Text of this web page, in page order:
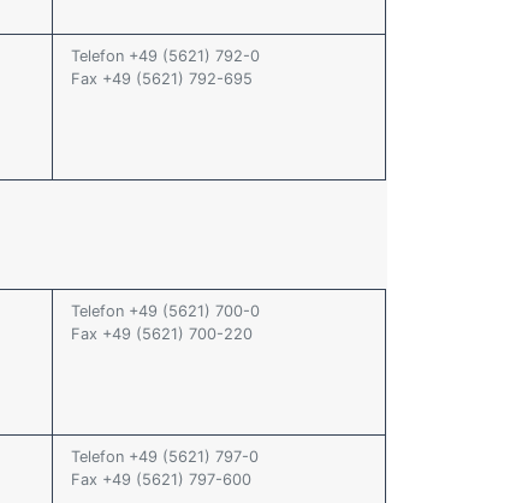
Telefon +49 (5621) 792-0
Fax +49 (5621) 792-695
Telefon +49 (5621) 700-0
Fax +49 (5621) 700-220
Telefon +49 (5621) 797-0
Fax +49 (5621) 797-600